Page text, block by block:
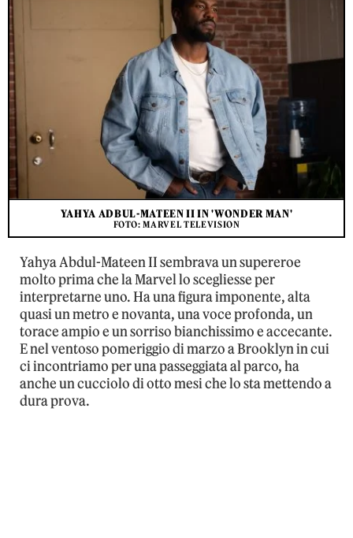
YAHYA ADBUL-MATEEN II IN 'WONDER MAN'
FOTO: MARVEL TELEVISION
Yahya Abdul-Mateen II sembrava un supereroe
molto prima che la Marvel lo scegliesse per
interpretarne uno. Ha una figura imponente, alta
quasi un metro e novanta, una voce profonda, un
torace ampio e un sorriso bianchissimo e accecante.
E nel ventoso pomeriggio di marzo a Brooklyn in cui
ci incontriamo per una passeggiata al parco, ha
anche un cucciolo di otto mesi che lo sta mettendo a
dura prova.